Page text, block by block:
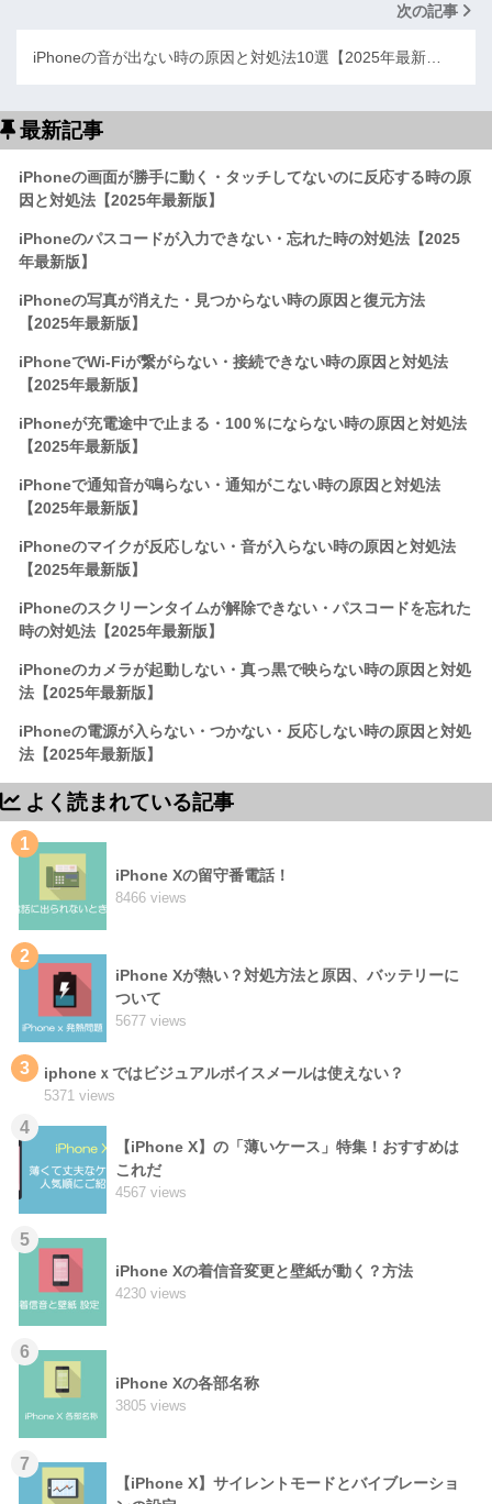
次の記事
iPhoneの音が出ない時の原因と対処法10選【2025年最新…
最新記事
iPhoneの画面が勝手に動く・タッチしてないのに反応する時の原
因と対処法【2025年最新版】
iPhoneのパスコードが入力できない・忘れた時の対処法【2025
年最新版】
iPhoneの写真が消えた・見つからない時の原因と復元方法
【2025年最新版】
iPhoneでWi-Fiが繋がらない・接続できない時の原因と対処法
【2025年最新版】
iPhoneが充電途中で止まる・100％にならない時の原因と対処法
【2025年最新版】
iPhoneで通知音が鳴らない・通知がこない時の原因と対処法
【2025年最新版】
iPhoneのマイクが反応しない・音が入らない時の原因と対処法
【2025年最新版】
iPhoneのスクリーンタイムが解除できない・パスコードを忘れた
時の対処法【2025年最新版】
iPhoneのカメラが起動しない・真っ黒で映らない時の原因と対処
法【2025年最新版】
iPhoneの電源が入らない・つかない・反応しない時の原因と対処
法【2025年最新版】
よく読まれている記事
1
iPhone Xの留守番電話！
8466 views
2
iPhone Xが熱い？対処方法と原因、バッテリーに
ついて
5677 views
3 iphoneｘではビジュアルボイスメールは使えない？
5371 views
4
【iPhone X】の「薄いケース」特集！おすすめは
これだ
4567 views
5
iPhone Xの着信音変更と壁紙が動く？方法
4230 views
6
iPhone Xの各部名称
3805 views
7
【iPhone X】サイレントモードとバイブレーショ